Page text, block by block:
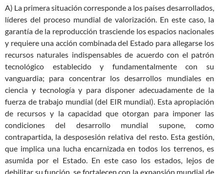
A) La primera situación corresponde a los países desarrollados,
líderes del proceso mundial de valorización. En este caso, la
garantía de la reproducción trasciende los espacios nacionales
y requiere una acción combinada del Estado para allegarse los
recursos naturales indispensables de acuerdo con el patrón
tecnológico establecido y fundamentalmente con su
vanguardia; para concentrar los desarrollos mundiales en
ciencia y tecnología y para disponer adecuadamente de la
fuerza de trabajo mundial (del EIR mundial). Esta apropiación
de recursos y la capacidad que otorgan para imponer las
condiciones del desarrollo mundial supone, como
contrapartida, la desposesión relativa del resto. Esta gestión,
que implica una lucha encarnizada en todos los terrenos, es
asumida por el Estado. En este caso los estados, lejos de
debilitar su función, se fortalecen con la expansión mundial de